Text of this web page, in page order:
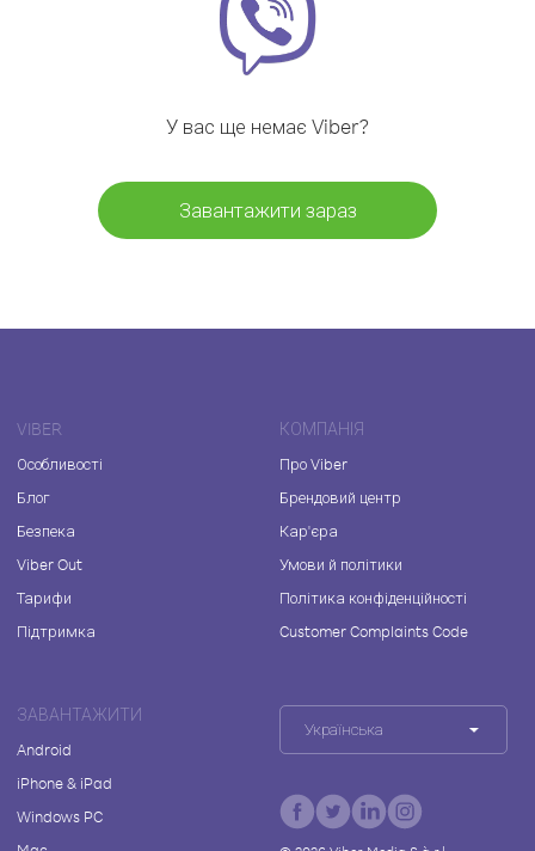
У вас ще немає Viber?
Завантажити зараз
VIBER
Особливості
Блог
Безпека
Viber Out
Тарифи
Підтримка
КОМПАНІЯ
Про Viber
Брендовий центр
Кар'єра
Умови й політики
Політика конфіденційності
Customer Complaints Code
ЗАВАНТАЖИТИ
Android
iPhone & iPad
Windows PC
Українська